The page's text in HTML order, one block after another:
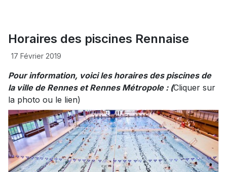
Horaires des piscines Rennaise
17 Février 2019
Pour information, voici les horaires des piscines de
la ville de Rennes et Rennes Métropole : (Cliquer sur
la photo ou le lien)